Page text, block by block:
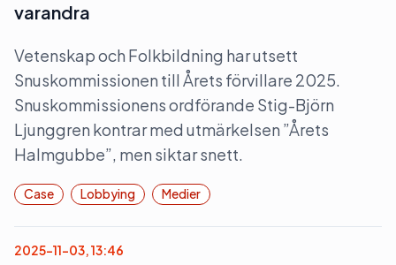
varandra
Vetenskap och Folkbildning har utsett
Snuskommissionen till Årets förvillare 2025.
Snuskommissionens ordförande Stig-Björn
Ljunggren kontrar med utmärkelsen ”Årets
Halmgubbe”, men siktar snett.
Case Lobbying Medier
2025-11-03, 13:46